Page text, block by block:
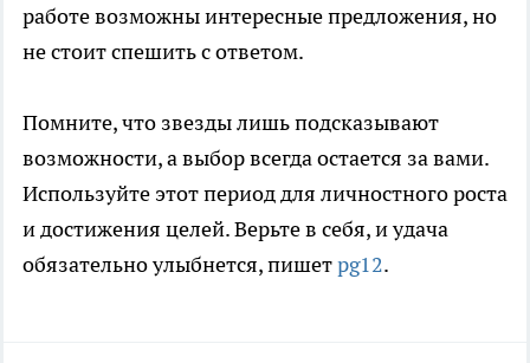
работе возможны интересные предложения, но
не стоит спешить с ответом.
Помните, что звезды лишь подсказывают
возможности, а выбор всегда остается за вами.
Используйте этот период для личностного роста
и достижения целей. Верьте в себя, и удача
обязательно улыбнется, пишетpg12.